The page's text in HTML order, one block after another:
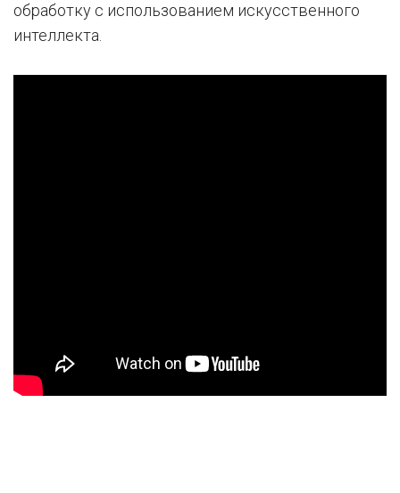
обработку с использованием искусственного
интеллекта.